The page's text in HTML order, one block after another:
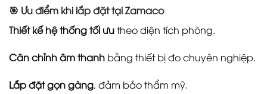
🎯 Ưu điểm khi lắp đặt tại Zamaco
Thiết kế hệ thống tối ưutheo diện tích phòng.
Cân chỉnh âm thanh bằng thiết bị đo chuyên nghiệp.
Lắp đặt gọn gàng, đảm bảo thẩm mỹ.